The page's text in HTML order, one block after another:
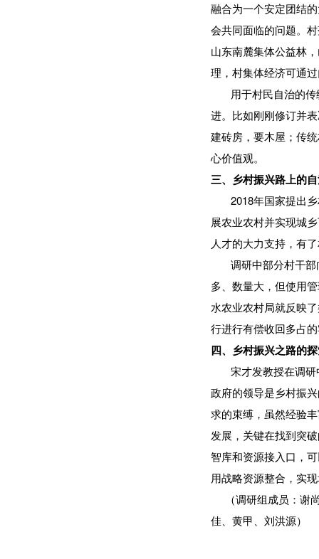
融合为一个安定团结
会共同面临的问题。
山东南麓集体公益林
理，村集体经济可通
用于村民自治的传
进。比如刚刚修订并
建砖房，要木屋；传
心价值观。
三、乡村振兴路上的
2018年国家提出乡
展农业农村并实现城
人才的大力支持，有
调研中部分村干部
多、数量大，但使用
水农业农村局就反映
行进行有偿收回多占
四、乡村振兴之路的
宋才发教授在调研
政府的领导是乡村振
求的束缚，虽然经验
发展，关键在找到突
智库和资源接入口，
用战略资源整合，实
（调研组成员：谢
佳、黄甲、刘洪源）